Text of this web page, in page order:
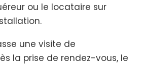
ou le locataire sur
une visite de
la prise de rendez-vous, le